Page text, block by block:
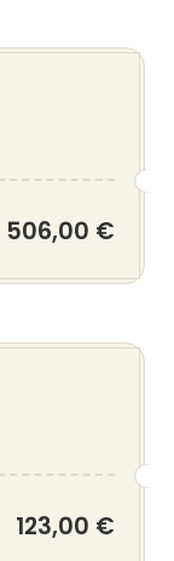
506,00 €
123,00 €